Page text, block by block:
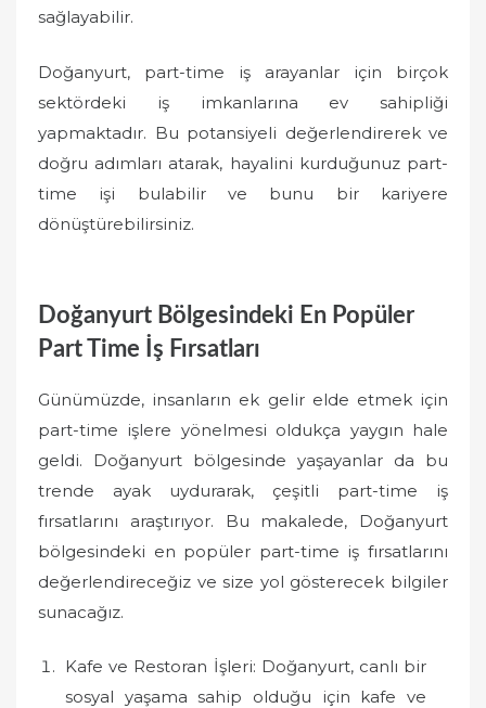
sağlayabilir.
Doğanyurt, part-time iş arayanlar için birçok
sektördeki iş imkanlarına ev sahipliği
yapmaktadır. Bu potansiyeli değerlendirerek ve
doğru adımları atarak, hayalini kurduğunuz part-
time işi bulabilir ve bunu bir kariyere
dönüştürebilirsiniz.
Doğanyurt Bölgesindeki En Popüler
Part Time İş Fırsatları
Günümüzde, insanların ek gelir elde etmek için
part-time işlere yönelmesi oldukça yaygın hale
geldi. Doğanyurt bölgesinde yaşayanlar da bu
trende ayak uydurarak, çeşitli part-time iş
fırsatlarını araştırıyor. Bu makalede, Doğanyurt
bölgesindeki en popüler part-time iş fırsatlarını
değerlendireceğiz ve size yol gösterecek bilgiler
sunacağız.
Kafe ve Restoran İşleri: Doğanyurt, canlı bir
sosyal yaşama sahip olduğu için kafe ve